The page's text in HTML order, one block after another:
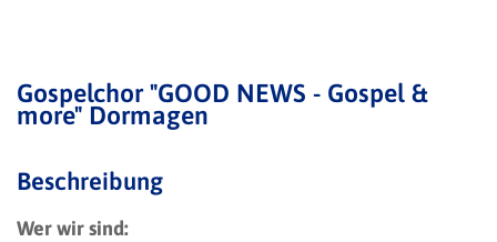
Gospelchor "GOOD NEWS - Gospel &
more" Dormagen
Beschreibung
Wer wir sind: